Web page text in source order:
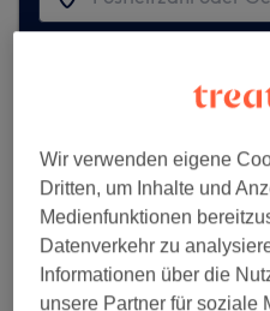
Wir verwenden eigene
Dritten, um Inhalte und
Medienfunktionen
Datenverkehr zu
Informationen über die
unsere Partner für soziale